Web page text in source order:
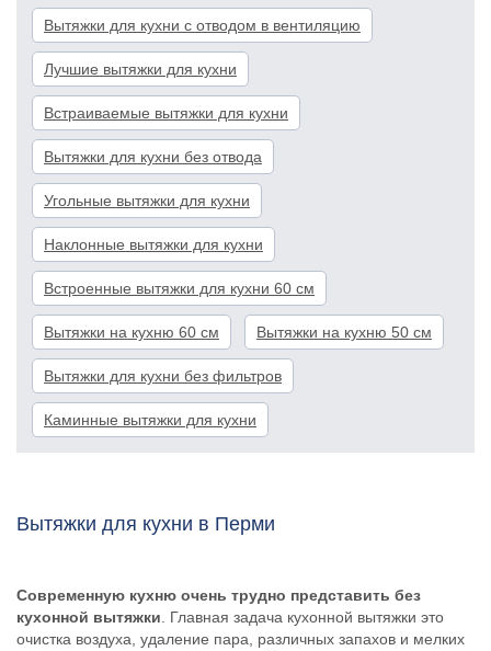
Вытяжки для кухни с отводом в вентиляцию
Лучшие вытяжки для кухни
Встраиваемые вытяжки для кухни
Вытяжки для кухни без отвода
Угольные вытяжки для кухни
Наклонные вытяжки для кухни
Встроенные вытяжки для кухни 60 см
Вытяжки на кухню 60 см Вытяжки на кухню 50 см
Вытяжки для кухни без фильтров
Каминные вытяжки для кухни
Вытяжки для кухни в Перми
Современную кухню очень трудно представить без
кухонной вытяжки. Главная задача кухонной вытяжки это
очистка воздуха, удаление пара, различных запахов и мелких